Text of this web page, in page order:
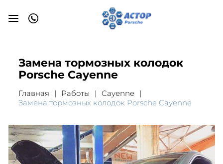
Замена тормозных колодок
Porsche Cayenne
Главная Работы
Cayenne
Замена тормозных колодок Porsche Cayenne